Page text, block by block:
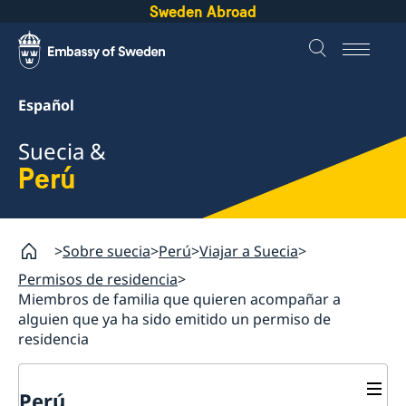
Sweden Abroad
Español
Suecia &
Perú
Sobre suecia Perú Viajar a Suecia
Permisos de residencia
Miembros de familia que quieren acompañar a
alguien que ya ha sido emitido un permiso de
residencia
Perú